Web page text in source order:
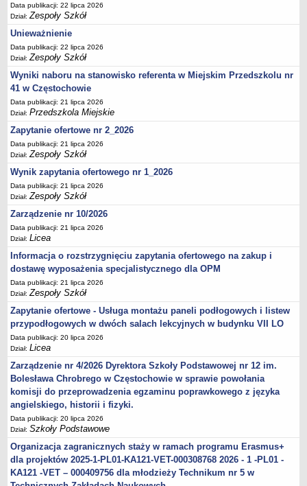
Data publikacji: 22 lipca 2026
Dział:Zespoły Szkół
Unieważnienie
Data publikacji: 22 lipca 2026
Dział:Zespoły Szkół
Wyniki naboru na stanowisko referenta w Miejskim Przedszkolu nr
41 w Częstochowie
Data publikacji: 21 lipca 2026
Dział:Przedszkola Miejskie
Zapytanie ofertowe nr 2_2026
Data publikacji: 21 lipca 2026
Dział:Zespoły Szkół
Wynik zapytania ofertowego nr 1_2026
Data publikacji: 21 lipca 2026
Dział:Zespoły Szkół
Zarządzenie nr 10/2026
Data publikacji: 21 lipca 2026
Dział:Licea
Informacja o rozstrzygnięciu zapytania ofertowego na zakup i
dostawę wyposażenia specjalistycznego dla OPM
Data publikacji: 21 lipca 2026
Dział:Zespoły Szkół
Zapytanie ofertowe - Usługa montażu paneli podłogowych i listew
przypodłogowych w dwóch salach lekcyjnych w budynku VII LO
Data publikacji: 20 lipca 2026
Dział:Licea
Zarządzenie nr 4/2026 Dyrektora Szkoły Podstawowej nr 12 im.
Bolesława Chrobrego w Częstochowie w sprawie powołania
komisji do przeprowadzenia egzaminu poprawkowego z języka
angielskiego, historii i fizyki.
Data publikacji: 20 lipca 2026
Dział:Szkoły Podstawowe
Organizacja zagranicznych staży w ramach programu Erasmus+
dla projektów 2025-1-PL01-KA121-VET-000308768 2026 - 1 -PL01 -
KA121 -VET – 000409756 dla młodzieży Technikum nr 5 w